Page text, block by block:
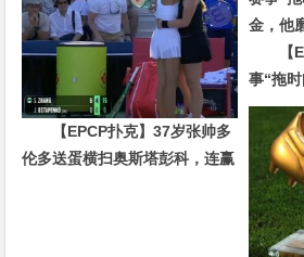
【EPCP扑克】37岁张帅多
伦多送蛋横扫奥斯塔彭科，连赢
事“拖
金，他